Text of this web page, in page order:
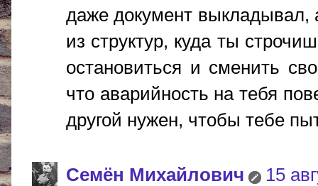
даже документ
из структур, куда ты
остановиться и сменить
что аварийность на тебя
другой нужен, чтобы тебе
Cемён Михайлович
15